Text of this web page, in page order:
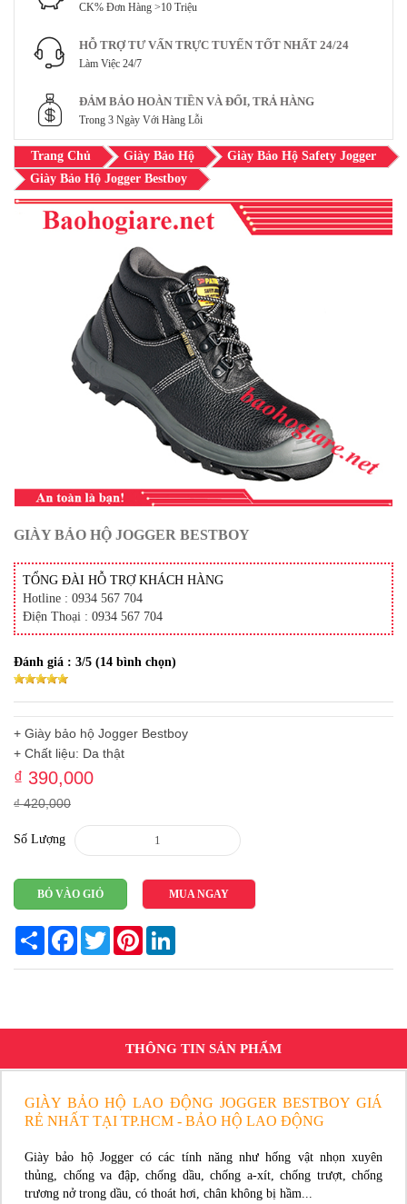
CK% Đơn Hàng >10 Triệu
HỖ TRỢ TƯ VẤN TRỰC TUYẾN TỐT NHẤT 24/24
Làm Việc 24/7
ĐẢM BẢO HOÀN TIỀN VÀ ĐỔI, TRẢ HÀNG
Trong 3 Ngày Với Hàng Lỗi
Trang Chủ Giày Bảo Hộ
Giày Bảo Hộ Safety Jogger
Giày Bảo Hộ Jogger Bestboy
GIÀY BẢO HỘ JOGGER BESTBOY
TỔNG ĐÀI HỖ TRỢ KHÁCH HÀNG
Hotline : 0934 567 704
Điện Thoại : 0934 567 704
Đánh giá : 3/5 (14 bình chọn)
+ Giày bảo hộ Jogger Bestboy
+ Chất liệu: Da thật
₫ 390,000
₫ 420,000
Số Lượng
BỎ VÀO GIỎ MUA NGAY
Share FacebookTwitterPinterest
THÔNG TIN SẢN PHẨM
GIÀY BẢO HỘ LAO ĐỘNG JOGGER BESTBOY GIÁ
RẺ NHẤT TẠI TP.HCM - BẢO HỘ LAO ĐỘNG
Giày bảo hộ Jogger có các tính năng như hống vật nhọn xuyên
thủng, chống va đập, chống dầu, chống a-xít, chống trượt, chống
trương nở trong dầu, có thoát hơi, chân không bị hầm...